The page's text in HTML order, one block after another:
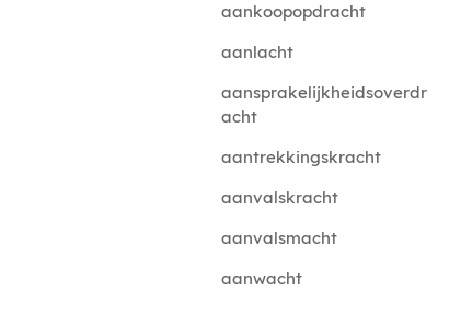
aankoopopdracht
aanlacht
aansprakelijkheidsoverdr
acht
aantrekkingskracht
aanvalskracht
aanvalsmacht
aanwacht